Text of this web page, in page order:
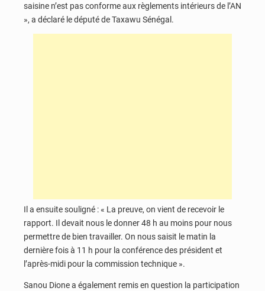
saisine n’est pas conforme aux règlements intérieurs de l’AN
», a déclaré le député de Taxawu Sénégal.
Il a ensuite souligné : « La preuve, on vient de recevoir le
rapport. Il devait nous le donner 48 h au moins pour nous
permettre de bien travailler. On nous saisit le matin la
dernière fois à 11 h pour la conférence des président et
l’après-midi pour la commission technique ».
Sanou Dione a également remis en question la participation